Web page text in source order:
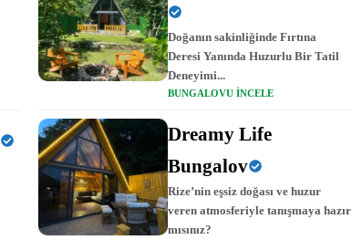
Doğanın sakinliğinde Fırtına
Deresi Yanında Huzurlu Bir Tatil
Deneyimi...
BUNGALOVU INCELE
Dreamy Life
Bungalov
Rize’nin eşsiz doğası ve huzur
veren atmosferiyle tanışmaya hazır
mısınız?